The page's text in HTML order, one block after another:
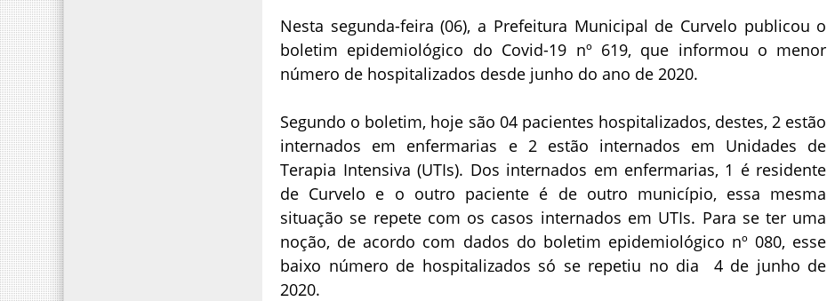
Nesta segunda-feira (06), a Prefeitura Municipal de Curvelo publicou o
boletim epidemiológico do Covid-19 nº 619, que informou o menor
número de hospitalizados desde junho do ano de 2020.
Segundo o boletim, hoje são 04 pacientes hospitalizados, destes, 2 estão
internados em enfermarias e 2 estão internados em Unidades de
Terapia Intensiva (UTIs). Dos internados em enfermarias, 1 é residente
de Curvelo e o outro paciente é de outro município, essa mesma
situação se repete com os casos internados em UTIs. Para se ter uma
noção, de acordo com dados do boletim epidemiológico nº 080, esse
baixo número de hospitalizados só se repetiu no dia 4 de junho de
2020.